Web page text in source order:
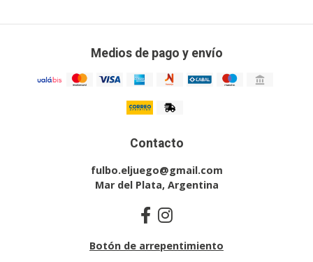
Medios de pago y envío
Contacto
fulbo.eljuego@gmail.com
Mar del Plata, Argentina
Botón de arrepentimiento